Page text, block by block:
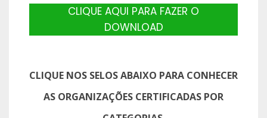
CLIQUE AQUI PARA FAZER O
DOWNLOAD
CLIQUE NOS SELOS ABAIXO PARA CONHECER
AS ORGANIZAÇÕES CERTIFICADAS POR